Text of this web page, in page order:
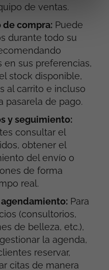
de ventas.
de compra: Puede
durante todo su
en sus preferencias,
stock disponible,
al carrito e incluso
pasarela de pago.
y seguimiento:
consultar el
obtener el
del envío o
de forma
real.
Para
(consultorios,
de belleza, etc.),
la agenda,
reservar,
citas de manera